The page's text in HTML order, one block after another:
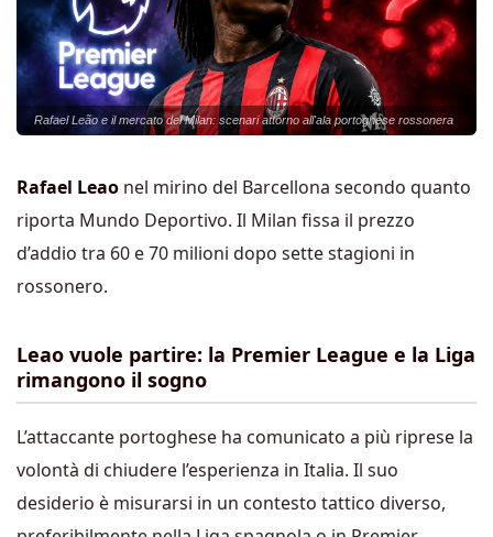
Rafael Leão e il mercato del Milan: scenari attorno all'ala portoghese rossonera
Rafael Leao nel mirino del Barcellona secondo quanto
riporta Mundo Deportivo. Il Milan fissa il prezzo
d’addio tra 60 e 70 milioni dopo sette stagioni in
rossonero.
Leao vuole partire: la Premier League e la Liga
rimangono il sogno
L’attaccante portoghese ha comunicato a più riprese la
volontà di chiudere l’esperienza in Italia. Il suo
desiderio è misurarsi in un contesto tattico diverso,